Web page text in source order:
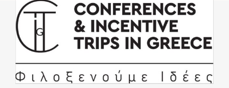
Developed byThink Plus